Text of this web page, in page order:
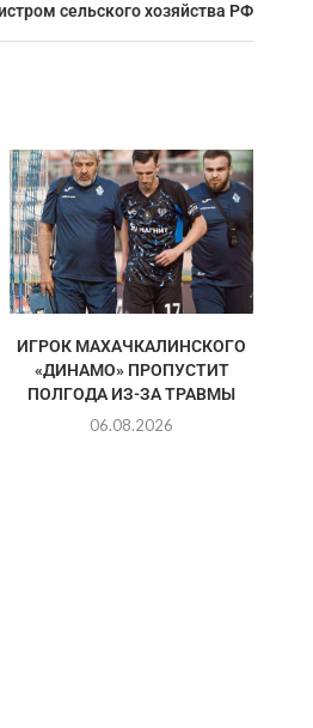
сельского хозяйства РФ
ИГРОК МАХАЧКАЛИНСКОГО
«ДИНАМО» ПРОПУСТИТ
ПОЛГОДА ИЗ-ЗА ТРАВМЫ
06.08.2026